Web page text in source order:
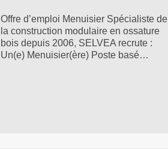
Offre d’emploi Menuisier Spécialiste de
la construction modulaire en ossature
bois depuis 2006, SELVEA recrute :
Un(e) Menuisier(ère) Poste basé…